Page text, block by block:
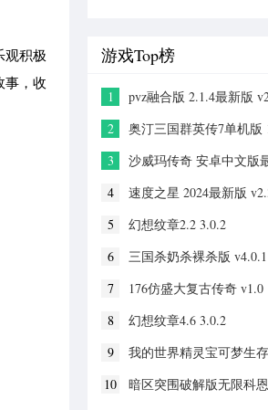
观积极
事，收
游戏Top榜
1
pvz融合版 2.1.4最新版
2
奥汀三国群英传7单机版
3
沙威玛传奇 安卓中文版
4
速度之星 2024最新版
5
幻想纹章2.2 3.0.2
6
三国杀奶杀裸杀版 v4.0.1
7
176仿盛大复古传奇 v1.0
8
幻想纹章4.6 3.0.2
9
我的世界精灵宝可梦生存
10
暗区突围破解版无限科